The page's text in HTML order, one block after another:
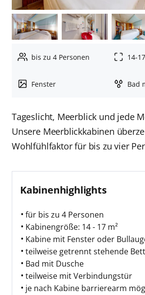
bis zu 4 Personen 14-
Fenster Bad
Tageslicht, Meerblick und jede
Unsere Meerblickkabinen
Wohlfühlfaktor für bis zu vier
Kabinenhighlights
für bis zu 4 Personen
Kabinengröße: 14 - 17 m²
Kabine mit Fenster oder
teilweise getrennt stehende
Bad mit Dusche
teilweise mit Verbindungstür
je nach Kabine barrierearm